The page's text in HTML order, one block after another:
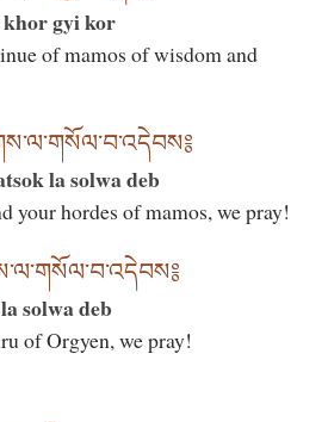
khor gyi kor
of mamos of wisdom and
la solwa deb
your hordes of mamos, we pray!
solwa deb
of Orgyen, we pray!